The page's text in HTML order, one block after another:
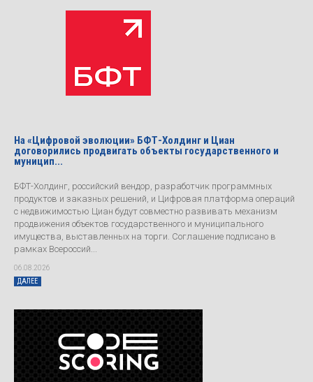
На «Цифровой эволюции» БФТ-Холдинг и Циан
договорились продвигать объекты государственного и
муницип...
БФТ-Холдинг, российский вендор, разработчик программных
продуктов и заказных решений, и Цифровая платформа операций
с недвижимостью Циан будут совместно развивать механизм
продвижения объектов государственного и муниципального
имущества, выставленных на торги. Соглашение подписано в
рамках Всероссий...
06.08.2026
ДАЛЕЕ